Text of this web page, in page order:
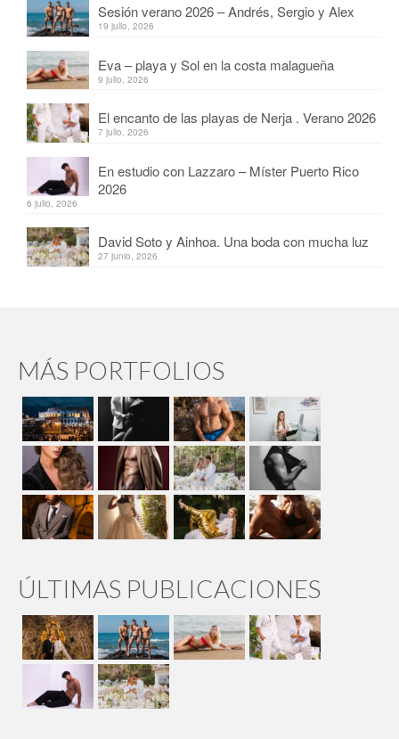
Sesión verano 2026 – Andrés, Sergio y Alex
19 julio, 2026
Eva – playa y Sol en la costa malagueña
9 julio, 2026
El encanto de las playas de Nerja . Verano 2026
7 julio, 2026
En estudio con Lazzaro – Míster Puerto Rico
2026
6 julio, 2026
David Soto y Ainhoa. Una boda con mucha luz
27 junio, 2026
MÁS PORTFOLIOS
ÚLTIMAS PUBLICACIONES